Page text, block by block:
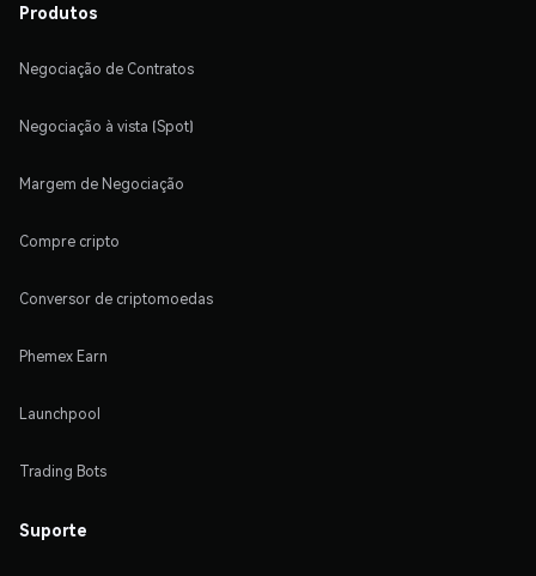
Produtos
Negociação de Contratos
Negociação à vista (Spot)
Margem de Negociação
Compre cripto
Conversor de criptomoedas
Phemex Earn
Launchpool
Trading Bots
Suporte